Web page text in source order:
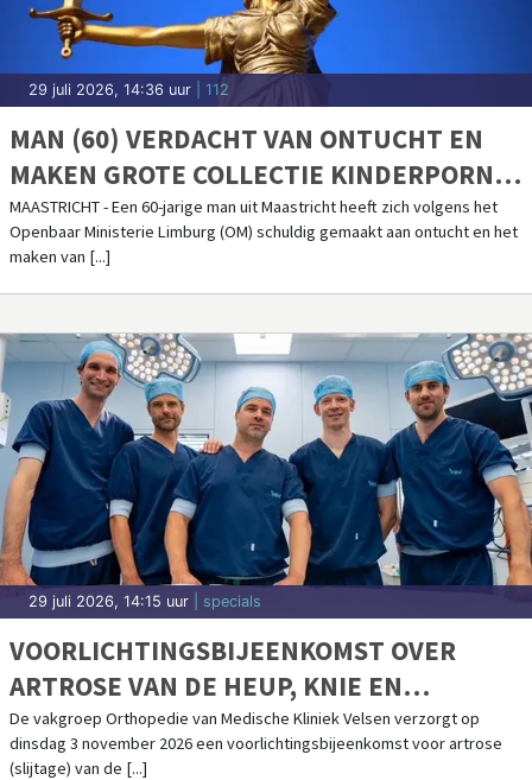
29 juli 2026, 14:36 uur | 112
MAN (60) VERDACHT VAN ONTUCHT EN
MAKEN GROTE COLLECTIE KINDERPORNO:
OM EIST 2,5 JAAR CEL EN TBS MET
DWANGVERPLEGING
MAASTRICHT - Een 60-jarige man uit Maastricht heeft zich volgens het
Openbaar Ministerie Limburg (OM) schuldig gemaakt aan ontucht en het
maken van [...]
29 juli 2026, 14:15 uur | specials
VOORLICHTINGSBIJEENKOMST OVER
ARTROSE VAN DE HEUP, KNIE EN
SCHOUDER IN MEDISCHE KLINIEK VELSEN
De vakgroep Orthopedie van Medische Kliniek Velsen verzorgt op
dinsdag 3 november 2026 een voorlichtingsbijeenkomst voor artrose
(slijtage) van de [...]